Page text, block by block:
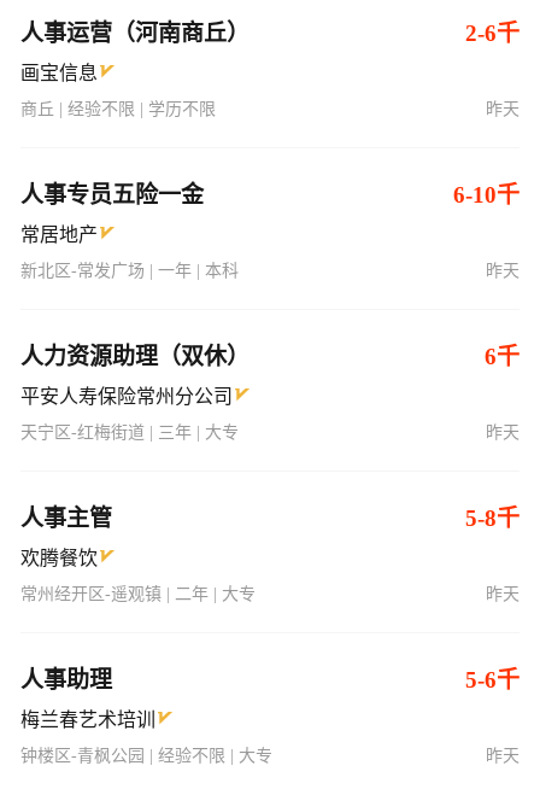
人事运营（河南商丘） 2-6千
画宝信息
商丘 | 经验不限 | 学历不限 昨天
人事专员五险一金 6-10千
常居地产
新北区-常发广场 | 一年 | 本科 昨天
人力资源助理（双休） 6千
平安人寿保险常州分公司
天宁区-红梅街道 | 三年 | 大专 昨天
人事主管 5-8千
欢腾餐饮
常州经开区-遥观镇 | 二年 | 大专 昨天
人事助理 5-6千
梅兰春艺术培训
钟楼区-青枫公园 | 经验不限 | 大专 昨天